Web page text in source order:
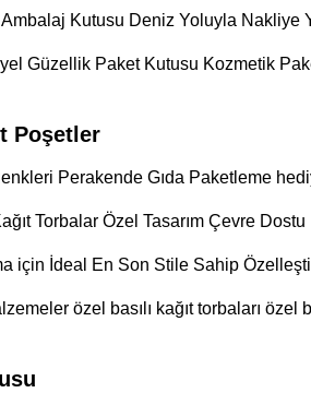
Kutusu Deniz Yoluyla
Güzellik Paket Kutusu Kozmetik
Poşetler
Perakende Gıda Paketleme
Torbalar Özel Tasarım Çevre
için İdeal En Son Stile Sahip
özel basılı kağıt torbaları